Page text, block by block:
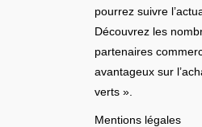
pourrez suivre
Découvrez les
partenaires
avantageux sur
verts ».
Mentions légales